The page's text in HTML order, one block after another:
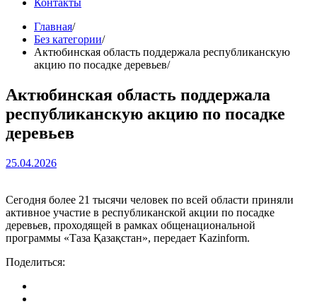
Контакты
Главная
Без категории
Актюбинская область поддержала республиканскую
акцию по посадке деревьев
Актюбинская область поддержала
республиканскую акцию по посадке
деревьев
25.04.2026
Сегодня более 21 тысячи человек по всей области приняли
активное участие в республиканской акции по посадке
деревьев, проходящей в рамках общенациональной
программы «Таза Қазақстан», передает Kazinform.
Поделиться: